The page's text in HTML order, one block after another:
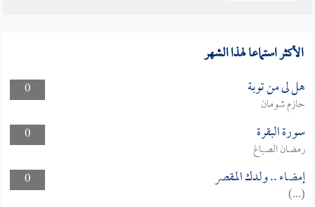
الأكثر استماعا لهذا الشهر
0 هل لى من توبة
حازم شومان
0
سورة البقرة
رمضان الصباغ
0
إمضاء .. ولدك المقصر
(...)